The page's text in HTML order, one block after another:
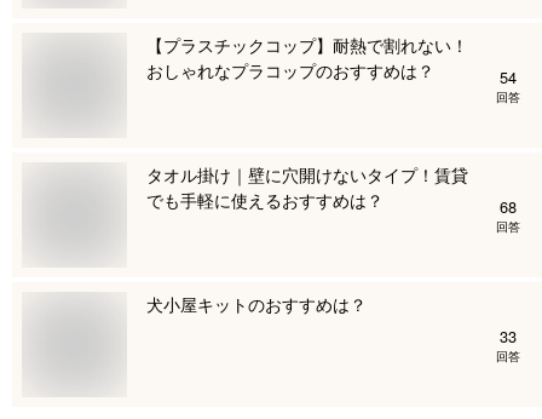
【プラスチックコップ】耐熱で割れない！
おしゃれなプラコップのおすすめは？
54
回答
タオル掛け｜壁に穴開けないタイプ！賃貸
でも手軽に使えるおすすめは？
68
回答
犬小屋キットのおすすめは？
33
回答